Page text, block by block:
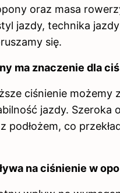
oraz masa
jazdy, technika
się.
ma znaczenie dla
ciśnienie możemy
jazdy. Szeroka
co
na ciśnienie w